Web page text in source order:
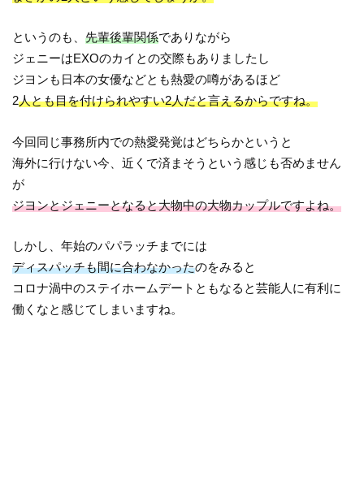
というのも、先輩後輩関係でありながら
ジェニーはEXOのカイとの交際もありましたし
ジヨンも日本の女優などとも熱愛の噂があるほど
2人とも目を付けられやすい2人だと言えるからですね。
今回同じ事務所内での熱愛発覚はどちらかというと
海外に行けない今、近くで済まそうという感じも否めません
が
ジヨンとジェニーとなると大物中の大物カップルですよね。
しかし、年始のパパラッチまでには
ディスパッチも間に合わなかったのをみると
コロナ渦中のステイホームデートともなると芸能人に有利に
働くなと感じてしまいますね。